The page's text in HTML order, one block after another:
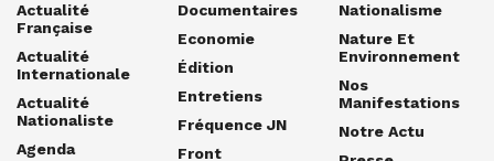
Actualité
Française
Actualité
Internationale
Actualité
Nationaliste
Agenda
Documentaires
Economie
Édition
Entretiens
Fréquence JN
Front
Nationalisme
Nature Et
Environnement
Nos
Manifestations
Notre Actu